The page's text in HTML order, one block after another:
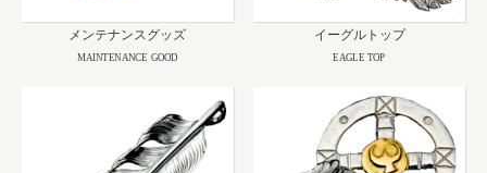
メンテナンスグッズ
MAINTENANCE GOOD
イーグルトップ
EAGLE TOP